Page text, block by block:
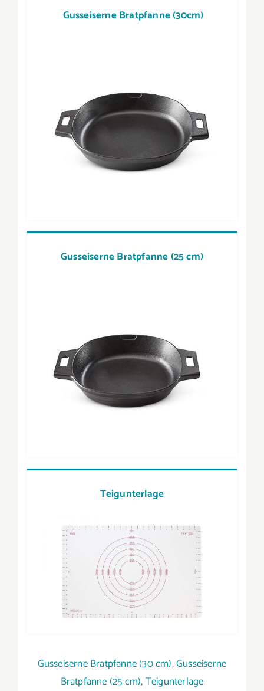
Gusseiserne Bratpfanne (30cm)
Gusseiserne Bratpfanne (25 cm)
Teigunterlage
Gusseiserne Bratpfanne (30 cm),Gusseiserne
Bratpfanne (25 cm),Teigunterlage